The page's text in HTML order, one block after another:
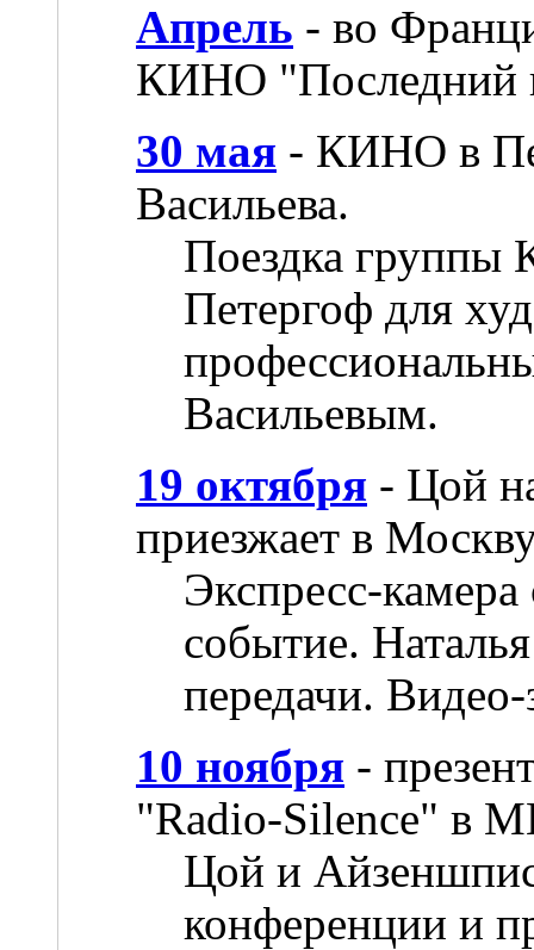
Апрель - во
КИНО "Последний
30 мая - КИНО в
Васильева.
Поездка
Петергоф для
Васильевым.
19 октября - Цой
приезжает в
Экспресс-камера
событие.
передачи. Видео-
10 ноября -
"Radio-Silence" в
Цой и
конференции и